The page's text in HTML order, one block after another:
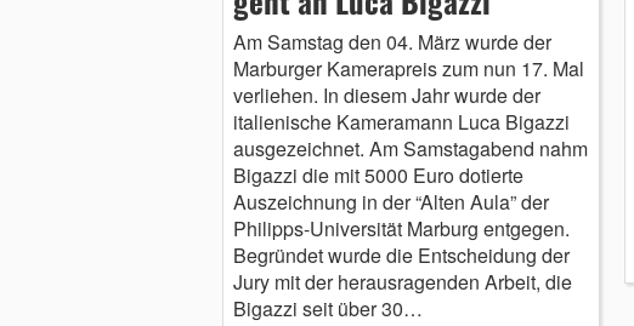
Am Samstag den 04. März wurde der
Marburger Kamerapreis zum nun 17. Mal
verliehen. In diesem Jahr wurde der
italienische Kameramann Luca Bigazzi
ausgezeichnet. Am Samstagabend nahm
Bigazzi die mit 5000 Euro dotierte
Auszeichnung in der “Alten Aula” der
Philipps-Universität Marburg entgegen.
Begründet wurde die Entscheidung der
Jury mit der herausragenden Arbeit, die
Bigazzi seit über 30…